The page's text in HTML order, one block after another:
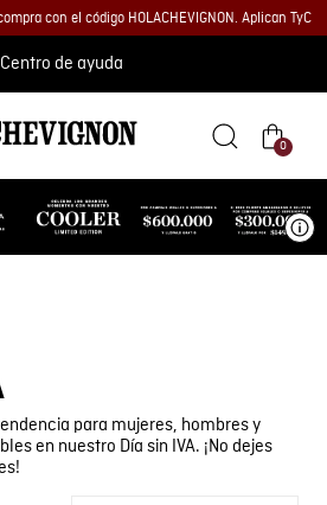
con el código HOLACHEVIGNON. Aplican TyC
Centro de ayuda
0
para mujeres, hombres y
en nuestro Día sin IVA. ¡No dejes